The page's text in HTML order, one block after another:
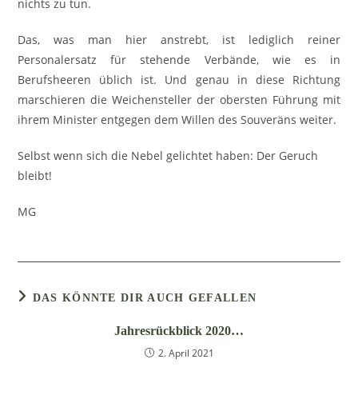
nichts zu tun.
Das, was man hier anstrebt, ist lediglich reiner
Personalersatz für stehende Verbände, wie es in
Berufsheeren üblich ist. Und genau in diese Richtung
marschieren die Weichensteller der obersten Führung mit
ihrem Minister entgegen dem Willen des Souveräns weiter.
Selbst wenn sich die Nebel gelichtet haben: Der Geruch
bleibt!
MG
DAS KÖNNTE DIR AUCH GEFALLEN
Jahresrückblick 2020…
2. April 2021